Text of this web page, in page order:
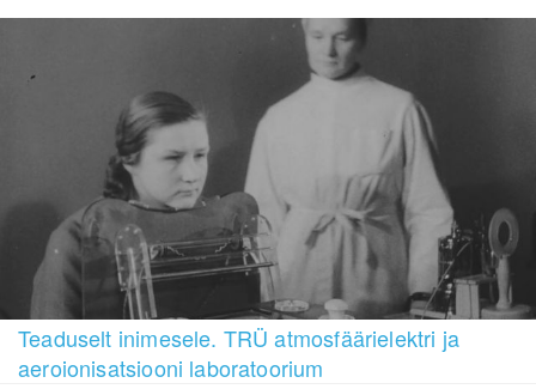
Teaduselt inimesele. TRÜ atmosfäärielektri ja
aeroionisatsiooni laboratoorium